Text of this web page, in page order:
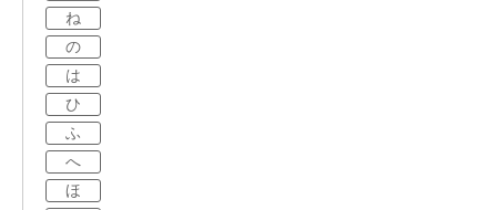
ね
の
は
ひ
ふ
へ
ほ